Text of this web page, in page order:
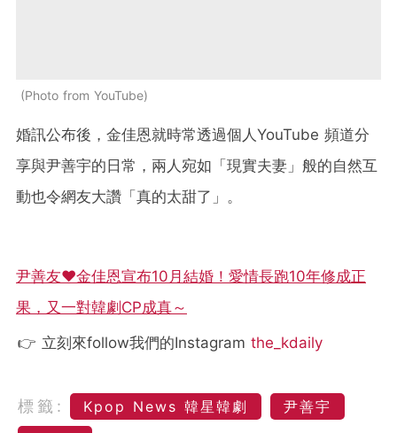
Photo from YouTube
婚訊公布後，金佳恩就時常透過個人YouTube 頻道分
享與尹善宇的日常，兩人宛如「現實夫妻」般的自然互
動也令網友大讚「真的太甜了」。
尹善友♥金佳恩宣布10月結婚！愛情長跑10年修成正
果，又一對韓劇CP成真～
👉 立刻來follow我們的Instagram the_kdaily
標籤: Kpop News 韓星韓劇
尹善宇